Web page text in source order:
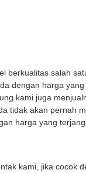
berkualitas salah
dengan harga
kami juga
tidak akan pernah
harga yang
kami, jika cocok